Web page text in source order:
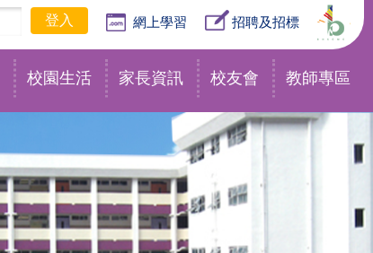
網上學習 招聘及招標
校園生活 家長資訊 校友會 教師專區